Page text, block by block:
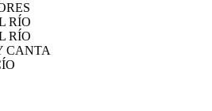
RÍO
RÍO
CANTA